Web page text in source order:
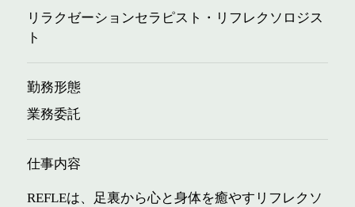
リラクゼーションセラピスト・リフレクソロジス
ト
勤務形態
業務委託
仕事内容
REFLEは、足裏から心と身体を癒やすリフレクソ